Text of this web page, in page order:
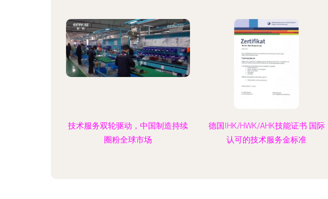
技术服务双轮驱动，中国制造持续
圈粉全球市场
德国IHK/HWK/AHK技能证书 国际
认可的技术服务金标准